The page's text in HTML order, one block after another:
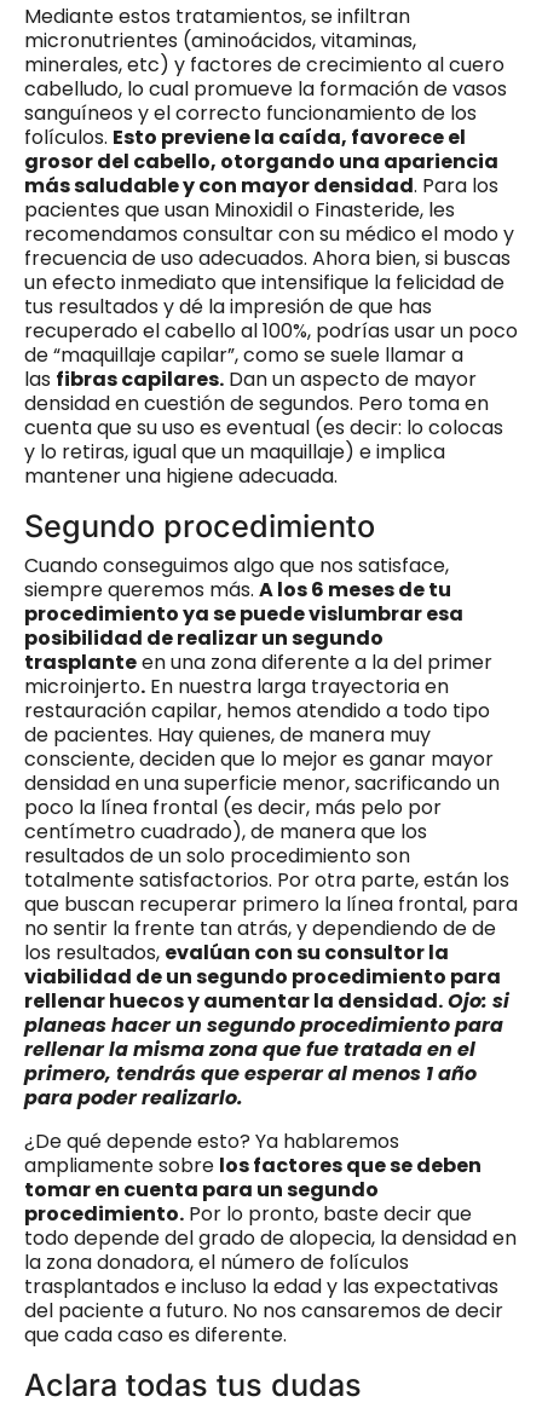
Mediante estos tratamientos, se infiltran
micronutrientes (aminoácidos, vitaminas,
minerales, etc) y factores de crecimiento al cuero
cabelludo, lo cual promueve la formación de vasos
sanguíneos y el correcto funcionamiento de los
folículos. Esto previene la caída, favorece el
grosor del cabello, otorgando una apariencia
más saludable y con mayor densidad. Para los
pacientes que usan Minoxidil o Finasteride, les
recomendamos consultar con su médico el modo y
frecuencia de uso adecuados. Ahora bien, si buscas
un efecto inmediato que intensifique la felicidad de
tus resultados y dé la impresión de que has
recuperado el cabello al 100%, podrías usar un poco
de “maquillaje capilar”, como se suele llamar a
las fibras capilares. Dan un aspecto de mayor
densidad en cuestión de segundos. Pero toma en
cuenta que su uso es eventual (es decir: lo colocas
y lo retiras, igual que un maquillaje) e implica
mantener una higiene adecuada.
Segundo procedimiento
Cuando conseguimos algo que nos satisface,
siempre queremos más. A los 6 meses de tu
procedimiento ya se puede vislumbrar esa
posibilidad de realizar un segundo
trasplanteen una zona diferente a la del primer
microinjerto. En nuestra larga trayectoria en
restauración capilar, hemos atendido a todo tipo
de pacientes. Hay quienes, de manera muy
consciente, deciden que lo mejor es ganar mayor
densidad en una superficie menor, sacrificando un
poco la línea frontal (es decir, más pelo por
centímetro cuadrado), de manera que los
resultados de un solo procedimiento son
totalmente satisfactorios. Por otra parte, están los
que buscan recuperar primero la línea frontal, para
no sentir la frente tan atrás, y dependiendo de de
los resultados, evalúan con su consultor la
viabilidad de un segundo procedimiento para
rellenar huecos y aumentar la densidad.Ojo: si
planeas hacer un segundo procedimiento para
rellenar la misma zona que fue tratada en el
primero, tendrás que esperar al menos 1 año
para poder realizarlo.
¿De qué depende esto? Ya hablaremos
ampliamente sobre los factores que se deben
tomar en cuenta para un segundo
procedimiento. Por lo pronto, baste decir que
todo depende del grado de alopecia, la densidad en
la zona donadora, el número de folículos
trasplantados e incluso la edad y las expectativas
del paciente a futuro. No nos cansaremos de decir
que cada caso es diferente.
Aclara todas tus dudas